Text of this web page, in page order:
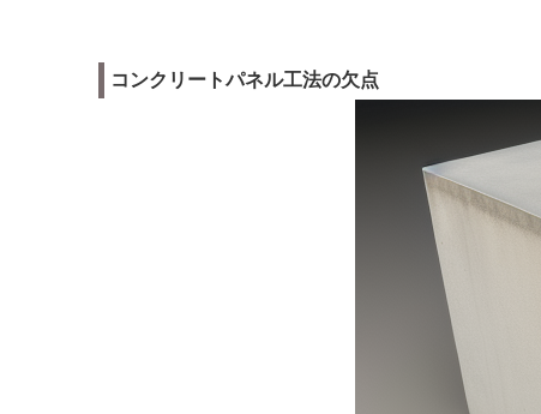
コンクリートパネル工法の欠点